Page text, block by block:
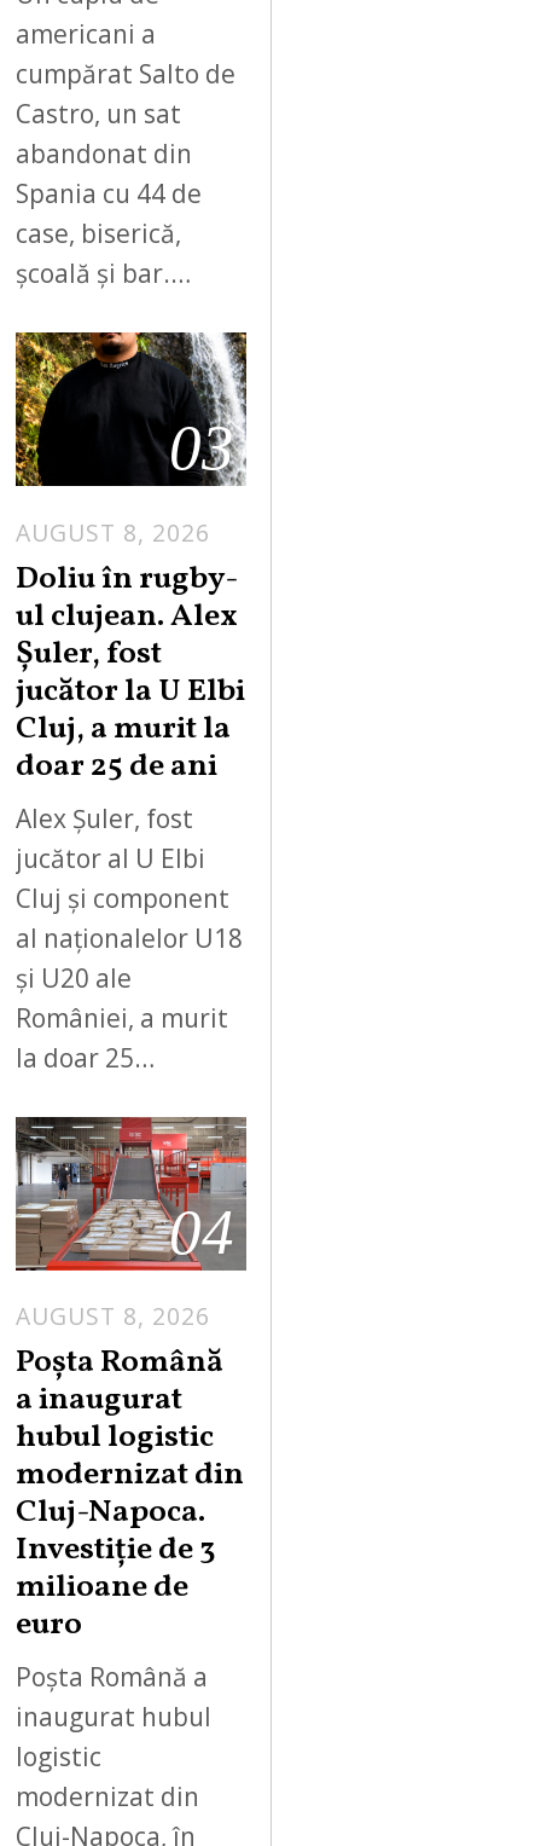
americani a
cumpărat Salto de
Castro, un sat
abandonat din
Spania cu 44 de
case, biserică,
școală și bar.…
03
AUGUST 8, 2026
Doliu în rugby-
ul clujean. Alex
Șuler, fost
jucător la U Elbi
Cluj, a murit la
doar 25 de ani
Alex Șuler, fost
jucător al U Elbi
Cluj și component
al naționalelor U18
și U20 ale
României, a murit
la doar 25…
04
AUGUST 8, 2026
Poșta Română
a inaugurat
hubul logistic
modernizat din
Cluj-Napoca.
Investiție de 3
milioane de
euro
Poșta Română a
inaugurat hubul
logistic
modernizat din
Cluj-Napoca, în